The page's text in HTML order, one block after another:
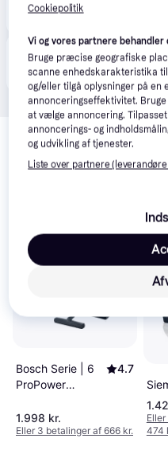
Electrolux PowerForce
Produktet fås også hos 1
kunde i denne kategori.
Relaterede
interesser. Vis alle
Bosch Serie | 6
ProPower
4.7
1.998 kr.
Eller 3 betalinger af 666 kr.
474
Cookiepolitik
Vi og vores partnere behandler
Bruge præcise geografiske
scanne enhedskarakteristika
og/eller tilgå oplysninger på en
annonceringseffektivitet.
at vælge annoncering.
annoncerings- og
og udvikling af tjenester.
Liste over partnere